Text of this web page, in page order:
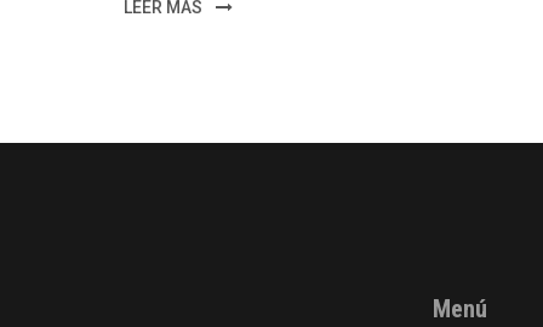
LEER MÁS
Menú